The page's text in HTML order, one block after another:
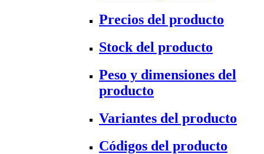
Precios del producto
Stock del producto
Peso y dimensiones del
producto
Variantes del producto
Códigos del producto